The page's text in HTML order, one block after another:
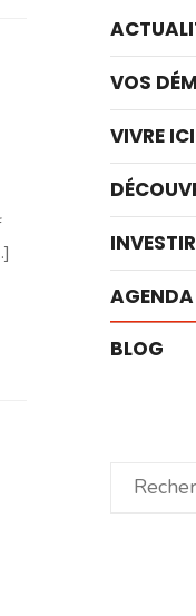
VOS
VIVRE ICI
INVESTIR
AGENDA
BLOG